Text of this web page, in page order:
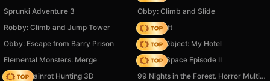
Sprunki Adventure 3
Obby: Climb and Slide
Robby: Climb and Jump Tower
Trap Craft
Obby: Escape from Barry Prison
Hidden Object: My Hotel
Elemental Monsters: Merge
Zombie Space Episode II
Italian Brainrot Hunting 3D
99 Nights in the Forest. Horror Multiplayer